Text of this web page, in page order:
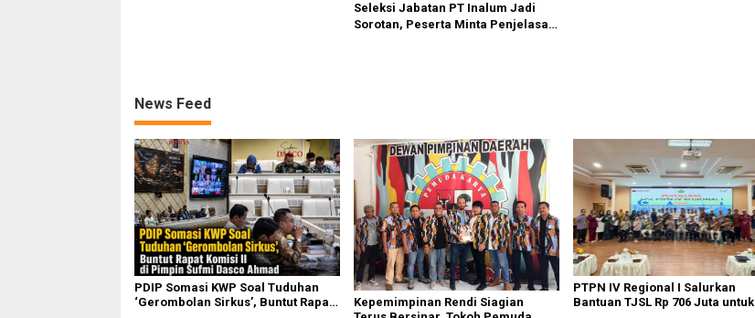
Seleksi Jabatan PT Inalum Jadi
Sorotan, Peserta Minta Penjelasan
News Feed
PDIP Somasi KWP Soal Tuduhan
‘Gerombolan Sirkus’, Buntut Rapat
Kepemimpinan Rendi Siagian
PTPN IV Regional I Salurkan
Bantuan TJSL Rp 706 Juta untuk